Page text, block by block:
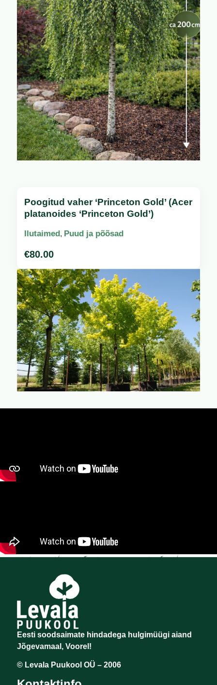
Poogitud vaher ‘Princeton Gold’ (Acer
platanoides ‘Princeton Gold’)
Ilutaimed, Puud ja põõsad
€80.00
Eesti soodsaimate hindadega hulgimüügi aiand
Jõgevamaal, Voorel!
© Levala Puukool OÜ – 2006